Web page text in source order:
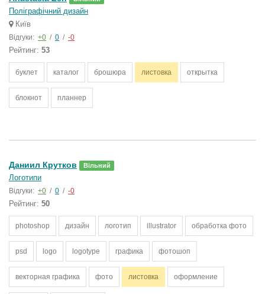
Поліграфічний дизайн
Київ
Відгуки: +0 / 0 / -0
Рейтинг: 53
буклет каталог брошюра листовка открытка
блокнот планнер
Даниил Крутков Вільний
Логотипи
Відгуки: +0 / 0 / -0
Рейтинг: 50
photoshop дизайн логотип illustrator обработка фото
psd logo logotype графика фотошоп
векторная графика фото листовка оформление